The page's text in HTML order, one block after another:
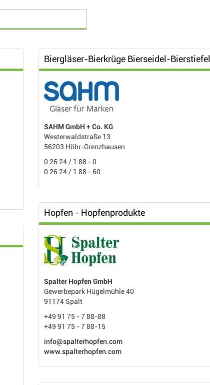
Biergläser-Bierkrüge Bierseidel-Bierstiefel
SAHM GmbH + Co. KG
Westerwaldstraße 13
56203 Höhr-Grenzhausen
0 26 24 / 1 88 - 0
0 26 24 / 1 88 - 60
Hopfen - Hopfenprodukte
Spalter Hopfen GmbH
Gewerbepark Hügelmühle 40
91174 Spalt
+49 91 75 - 7 88-88
+49 91 75 - 7 88-15
info@spalterhopfen.com
www.spalterhopfen.com